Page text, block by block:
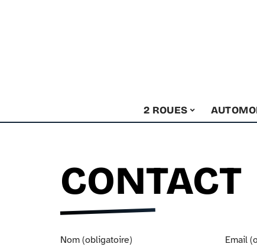
2 ROUES
CONTACT
Nom (obligatoire) Email